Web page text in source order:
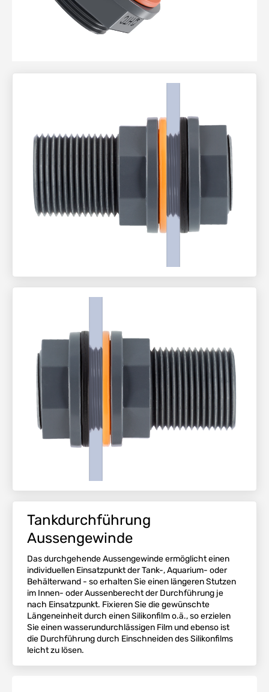
Tankdurchführung
Aussengewinde
Das durchgehende Aussengewinde ermöglicht einen
individuellen Einsatzpunkt der Tank-, Aquarium- oder
Behälterwand - so erhalten Sie einen längeren Stutzen
im Innen- oder Aussenberecht der Durchführung je
nach Einsatzpunkt. Fixieren Sie die gewünschte
Längeneinheit durch einen Silikonfilm o.ä., so erzielen
Sie einen wasserundurchlässigen Film und ebenso ist
die Durchführung durch Einschneiden des Silikonfilms
leicht zu lösen.